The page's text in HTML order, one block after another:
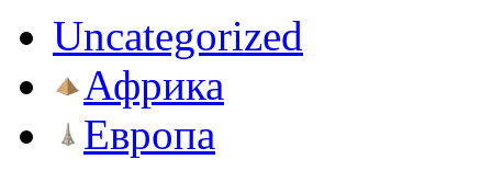
Uncategorized
Африка
Европа